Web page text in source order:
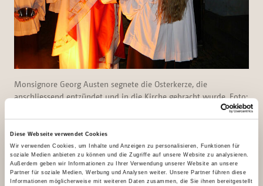
Diese Webseite verwendet Cookies
Wir verwenden Cookies, um Inhalte und Anzeigen zu personalisieren, Funktionen für
soziale Medien anbieten zu können und die Zugriffe auf unsere Website zu analysieren.
Außerdem geben wir Informationen zu Ihrer Verwendung unserer Website an unsere
Partner für soziale Medien, Werbung und Analysen weiter. Unsere Partner führen diese
Informationen möglicherweise mit weiteren Daten zusammen, die Sie ihnen bereitgestellt
Monsignore Georg Austen segnete die Osterkerze, die
anschliessend entzündet und in die Kirche gebracht wurde. Foto: